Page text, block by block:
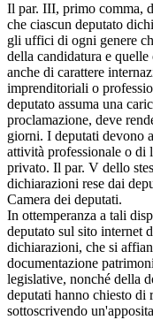
Il par. III, primo comma,
che ciascun deputato
gli uffici di ogni genere
della candidatura e
anche di carattere
imprenditoriali o
deputato assuma una
proclamazione, deve
giorni. I deputati devono
attività professionale o
privato. Il par. V dello
dichiarazioni rese dai
Camera dei deputati.
In ottemperanza a tali
deputato sul sito internet
dichiarazioni, che si
documentazione
legislative, nonché della
deputati hanno chiesto di
sottoscrivendo